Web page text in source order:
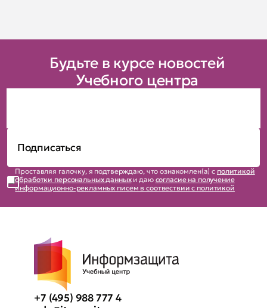
Будьте в курсе новостей
Учебного центра
Проставляя галочку, я подтверждаю, что ознакомлен(а) с политикой
обработки персональных данныхи даю согласие на получение
информационно-рекламных писем в соотвествии с политикой
+7 (495) 988 777 4